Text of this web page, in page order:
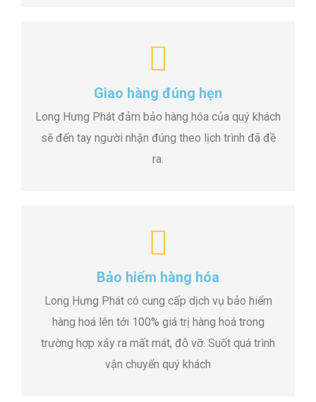
Giao hàng đúng hẹn
Long Hưng Phát đảm bảo hàng hóa của quý khách
sẽ đến tay người nhận đúng theo lịch trình đã đề
ra.
Bảo hiểm hàng hóa
Long Hưng Phát có cung cấp dịch vụ bảo hiểm
hàng hoá lên tới 100% giá trị hàng hoá trong
trường hợp xảy ra mất mát, đỗ vỡ. Suốt quá trình
vận chuyển quý khách